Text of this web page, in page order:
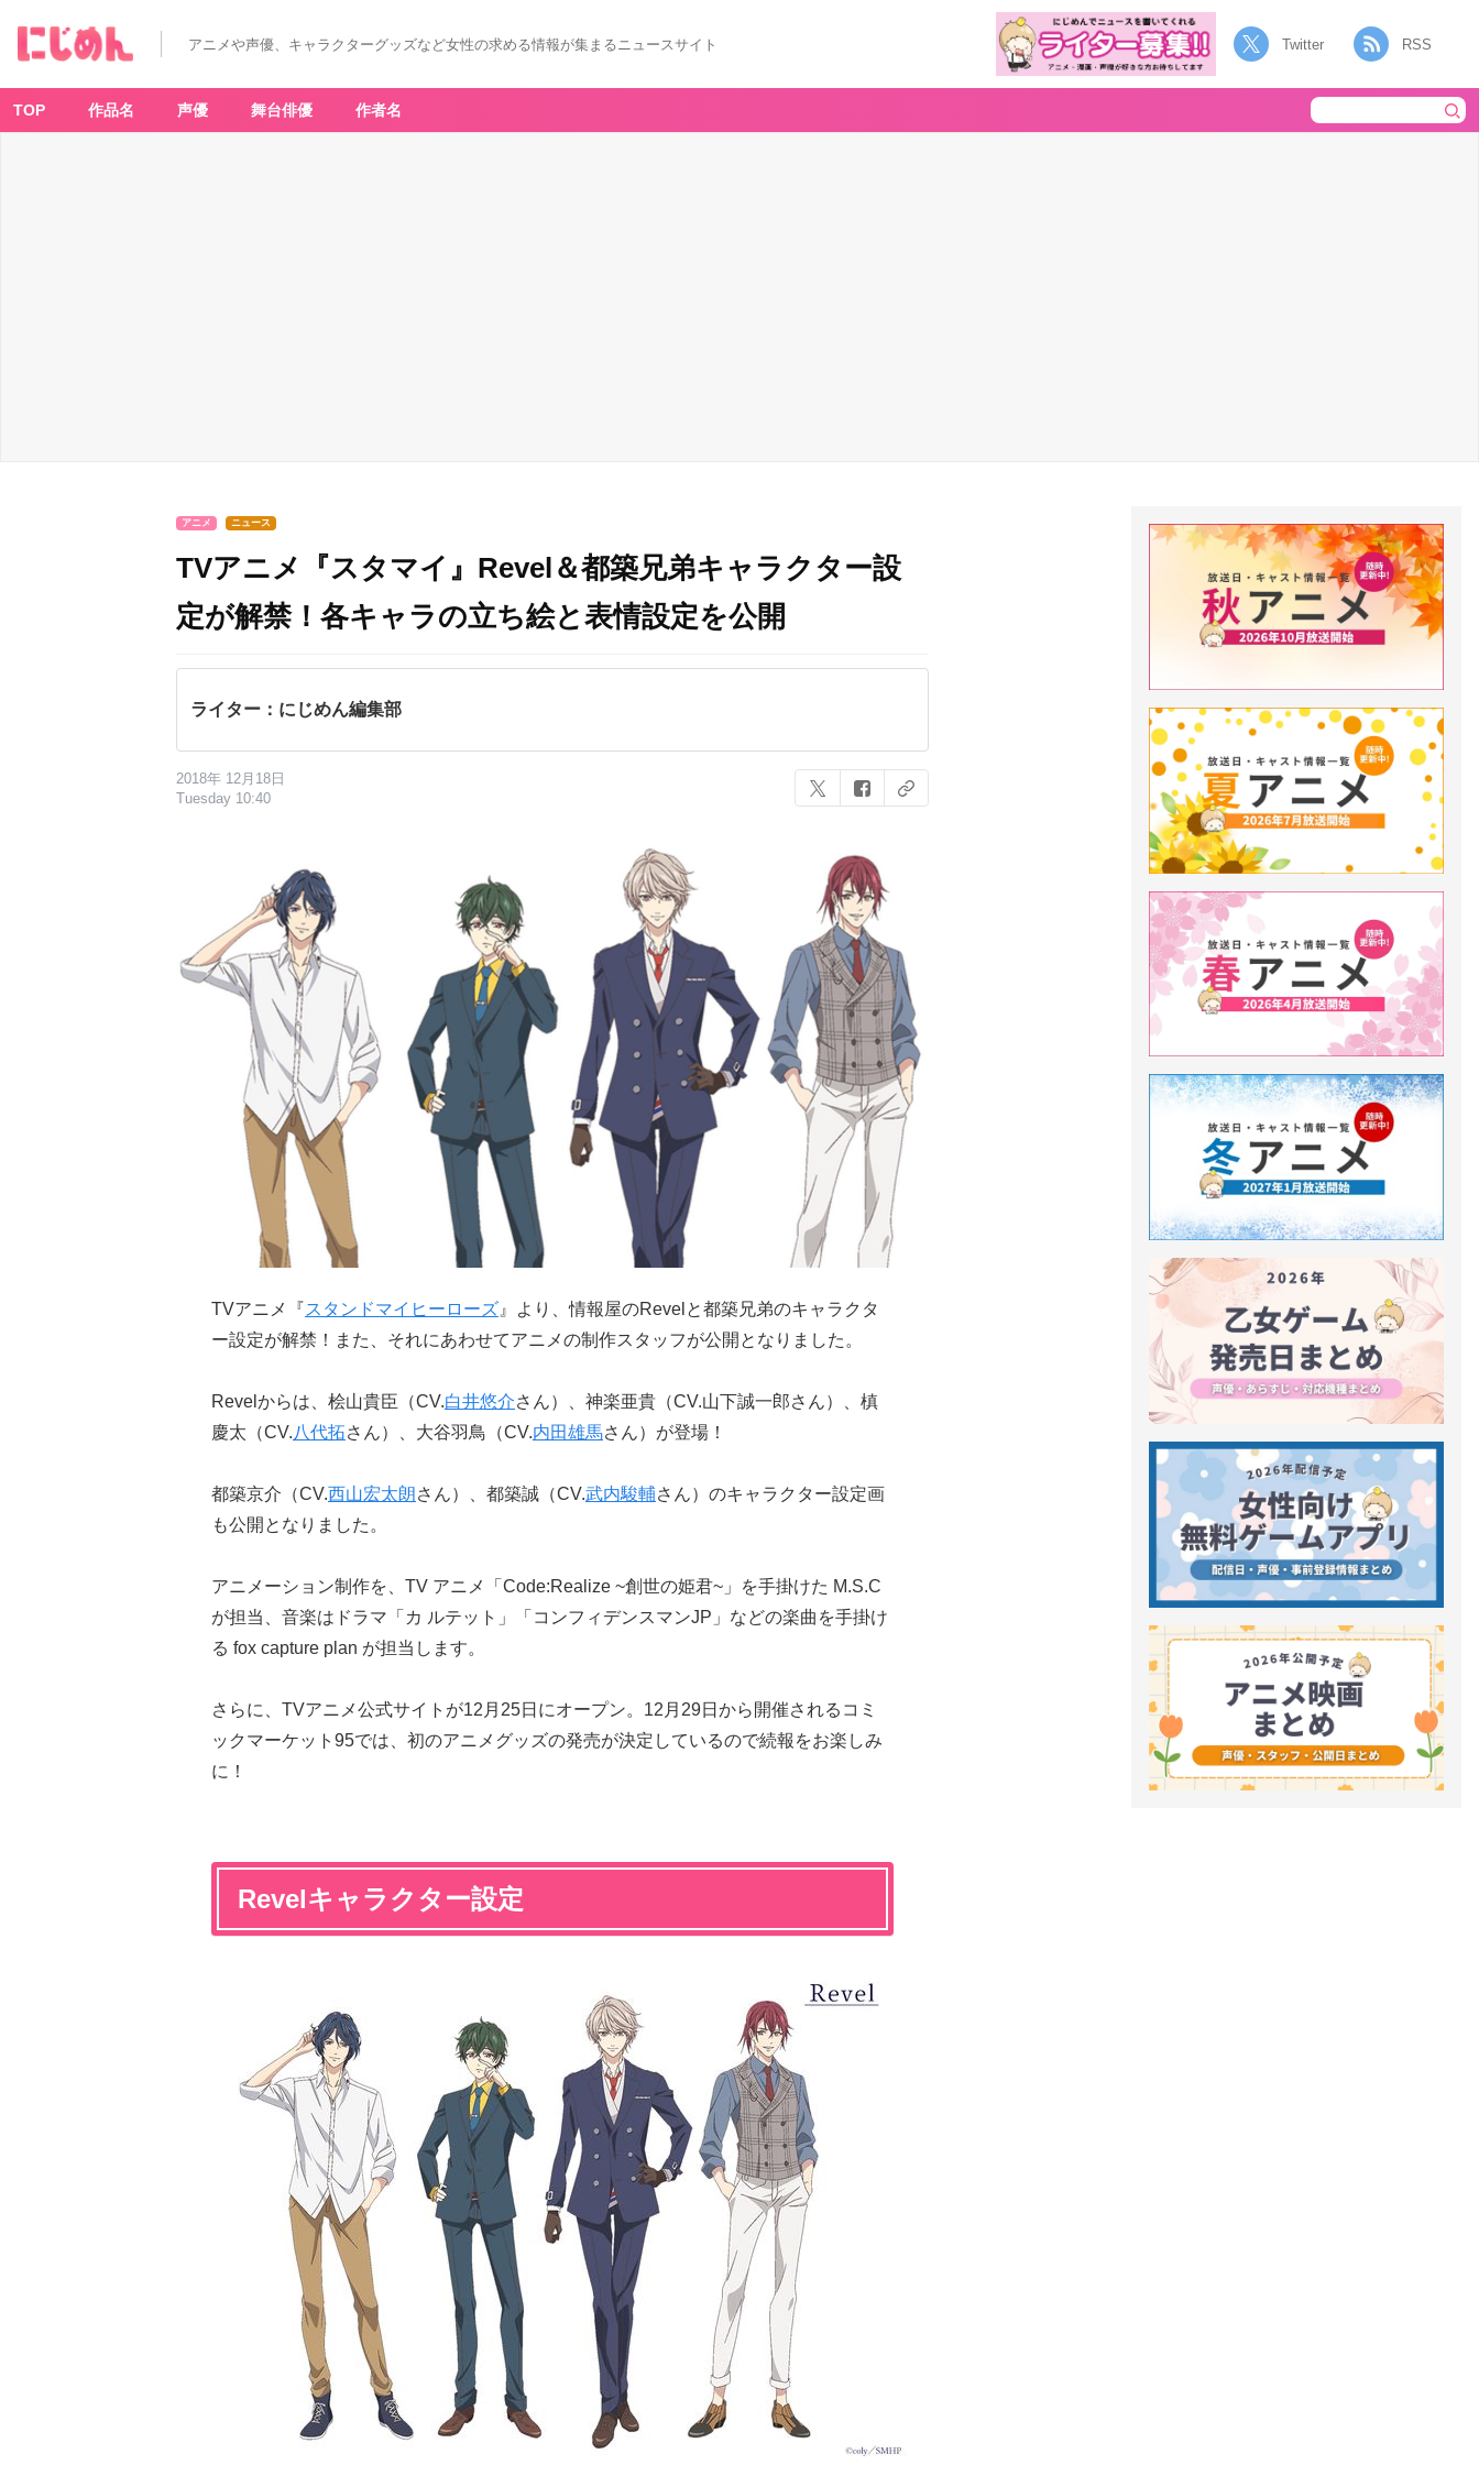
アニメや声優、キャラクターグッズなど女性の求める情報が集まるニュースサイト Twitter RSS
TOP 作品名 声優 舞台俳優 作者名
アニメ ニュース
TVアニメ『スタマイ』Revel＆都築兄弟キャラクター設
定が解禁！各キャラの立ち絵と表情設定を公開
ライター：にじめん編集部
2018年 12月18日
Tuesday 10:40
TVアニメ『スタンドマイヒーローズ 』より、情報屋のRevelと都築兄弟のキャラクタ
ー設定が解禁！また、それにあわせてアニメの制作スタッフが公開となりました。
Revelからは、桧山貴臣（CV.白井悠介さん）、神楽亜貴（CV.山下誠一郎さん）、槙
慶太（CV.八代拓さん）、大谷羽鳥（CV.内田雄馬さん）が登場！
都築京介（CV.西山宏太朗さん）、都築誠（CV.武内駿輔さん）のキャラクター設定画
も公開となりました。
アニメーション制作を、TV アニメ「Code:Realize ~創世の姫君~」を手掛けた M.S.C
が担当、音楽はドラマ「カ ルテット」「コンフィデンスマンJP」などの楽曲を手掛け
る fox capture plan が担当します。
さらに、TVアニメ公式サイトが12月25日にオープン。12月29日から開催されるコミ
ックマーケット95では、初のアニメグッズの発売が決定しているので続報をお楽しみ
に！
Revelキャラクター設定